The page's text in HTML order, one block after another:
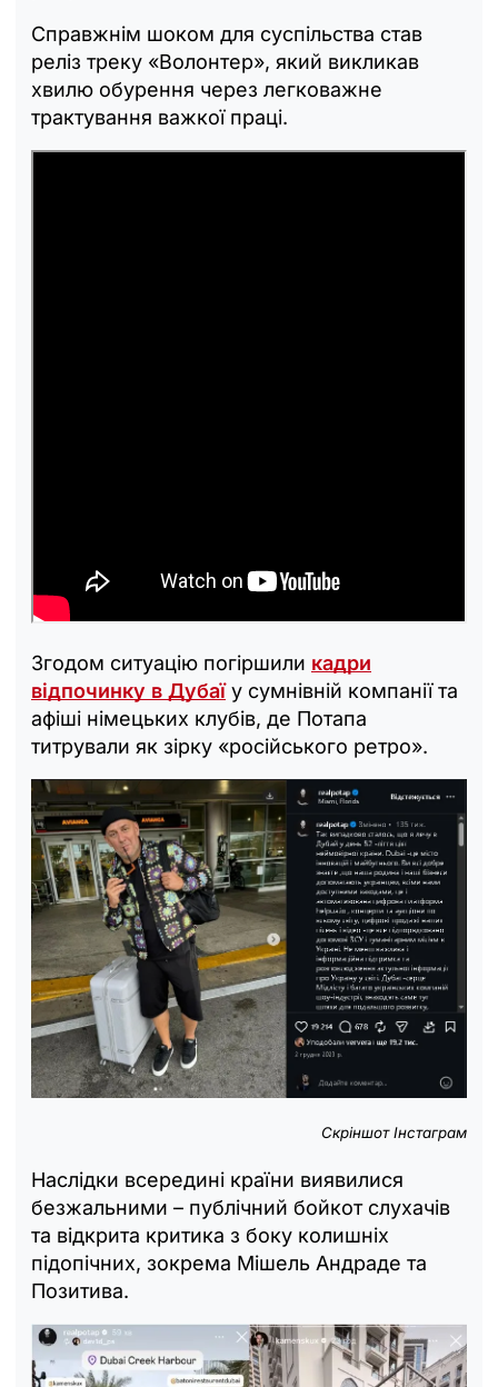
Справжнім шоком для суспільства став
реліз треку «Волонтер», який викликав
хвилю обурення через легковажне
трактування важкої праці.
Згодом ситуацію погіршили кадри
відпочинку в Дубаїу сумнівній компанії та
афіші німецьких клубів, де Потапа
титрували як зірку «російського ретро».
Скріншот Інстаграм
Наслідки всередині країни виявилися
безжальними – публічний бойкот слухачів
та відкрита критика з боку колишніх
підопічних, зокрема Мішель Андраде та
Позитива.